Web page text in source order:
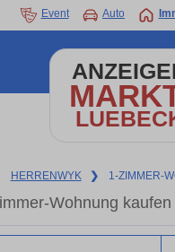
Event Auto
HERRENWYK ❯ 1-ZIMMER-
Wohnung